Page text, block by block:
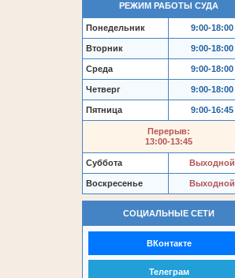
РЕЖИМ РАБОТЫ СУДА
Понедельник 9:00-18:00
Вторник 9:00-18:00
Среда 9:00-18:00
Четверг 9:00-18:00
Пятница 9:00-16:45
Перерыв:
13:00-13:45
Суббота Выходной
Воскресенье Выходной
СОЦИАЛЬНЫЕ СЕТИ
ВКонтакте
Телеграм